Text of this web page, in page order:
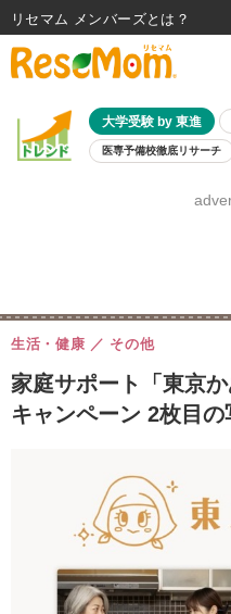
大学受験 by 東進
医専予備校徹底リサーチ
8月開催学
家庭サポート「東京
キャンペーン 2枚目
生活・健康 その他
リセマム メンバーズ